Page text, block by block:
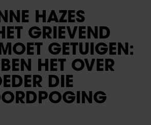
HAZES
GRIEVEND
GETUIGEN:
HET OVER
DIE